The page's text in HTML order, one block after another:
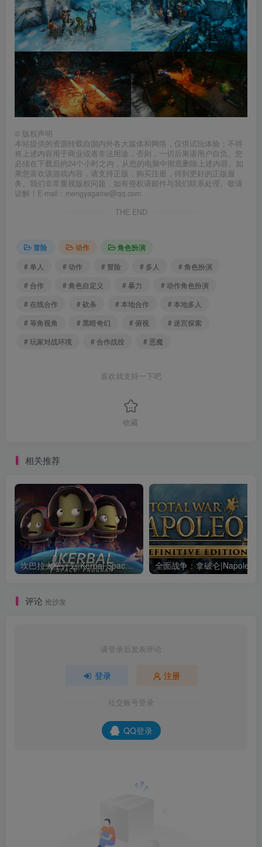
© 版权声明
本站提供的资源转载自国内外各大媒体和网络，仅供试玩体验；不得
将上述内容用于商业或者非法用途，否则，一切后果请用户自负。您
必须在下载后的24个小时之内，从您的电脑中彻底删除上述内容。如
果您喜欢该游戏内容，请支持正版，购买注册，得到更好的正版服
务。我们非常重视版权问题，如有侵权请邮件与我们联系处理。敬请
谅解！E-mail：mengyagame@qq.com
THE END
冒险 动作
角色扮演
# 单人
# 动作 # 冒险 # 多人
# 角色扮演
# 合作
# 角色自定义 # 暴力
# 动作角色扮演
# 在线合作
# 砍杀 # 本地合作
# 本地多人
# 等角视角
# 黑暗奇幻 # 俯视
# 迷宫探索
# 玩家对战环境
# 合作战役 # 恶魔
喜欢就支持一下吧
收藏
相关推荐
坎巴拉太空计划|Kerbal Space Program|1.12.5.3190|整合全DLC
评论 抢沙发
请登录后发表评论
登录 注册
社交账号登录
QQ登录